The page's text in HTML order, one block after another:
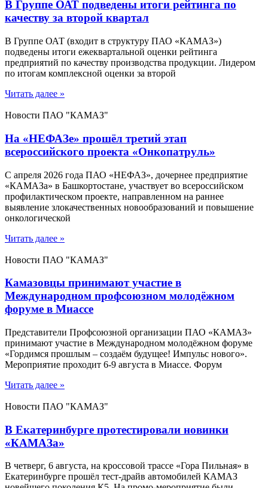
В Группе ОАТ подведены итоги рейтинга по
качеству за второй квартал
В Группе ОАТ (входит в структуру ПАО «КАМАЗ»)
подведены итоги ежеквартальной оценки рейтинга
предприятий по качеству производства продукции. Лидером
по итогам комплексной оценки за второй
Читать далее »
Новости ПАО "КАМАЗ"
На «НЕФАЗе» прошёл третий этап
всероссийского проекта «Онкопатруль»
С апреля 2026 года ПАО «НЕФАЗ», дочернее предприятие
«КАМАЗа» в Башкортостане, участвует во всероссийском
профилактическом проекте, направленном на раннее
выявление злокачественных новообразований и повышение
онкологической
Читать далее »
Новости ПАО "КАМАЗ"
Камазовцы принимают участие в
Международном профсоюзном молодёжном
форуме в Миассе
Представители Профсоюзной организации ПАО «КАМАЗ»
принимают участие в Международном молодёжном форуме
«Гордимся прошлым – создаём будущее! Импульс нового».
Мероприятие проходит 6-9 августа в Миассе. Форум
Читать далее »
Новости ПАО "КАМАЗ"
В Екатеринбурге протестировали новинки
«КАМАЗа»
В четверг, 6 августа, на кроссовой трассе «Гора Пильная» в
Екатеринбурге прошёл тест-драйв автомобилей КАМАЗ